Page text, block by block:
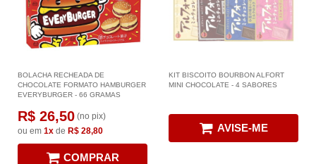
BOLACHA RECHEADA DE
CHOCOLATE FORMATO HAMBURGER
EVERYBURGER - 66 GRAMAS
R$ 26,50 (no pix)
ou em 1x de R$ 28,80
COMPRAR
KIT BISCOITO BOURBON ALFORT
MINI CHOCOLATE - 4 SABORES
AVISE-ME